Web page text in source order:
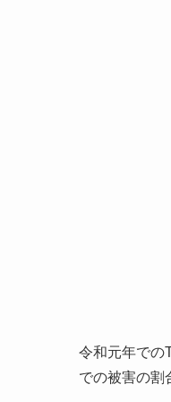
令和元年での
での被害の割